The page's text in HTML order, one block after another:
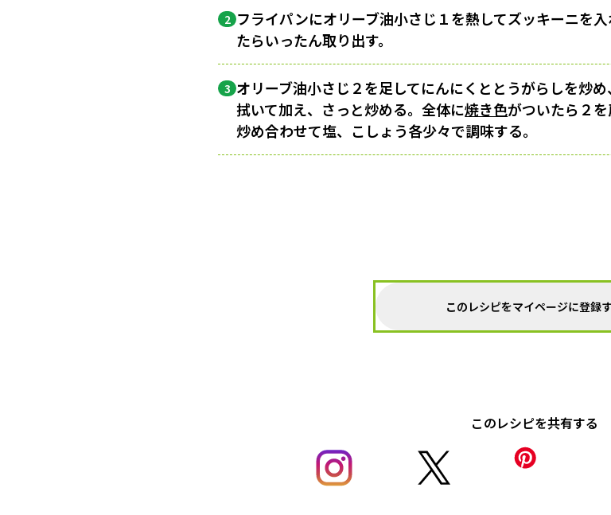
2 フライパンにオリーブ油小さじ１を熱してズッキーニを入
たらいったん取り出す。
3 オリーブ油小さじ２を足してにんにくととうがらしを炒
拭いて加え、さっと炒める。全体に焼き色がついたら２
炒め合わせて塩、こしょう各少々で調味する。
このレシピをマイページに登録
このレシピを共有する